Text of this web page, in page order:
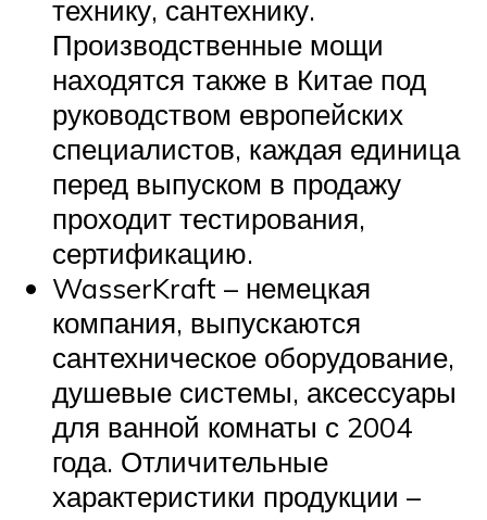
технику, сантехнику.
Производственные мощи
находятся также в Китае под
руководством европейских
специалистов, каждая единица
перед выпуском в продажу
проходит тестирования,
сертификацию.
WasserKraft – немецкая
компания, выпускаются
сантехническое оборудование,
душевые системы, аксессуары
для ванной комнаты с 2004
года. Отличительные
характеристики продукции –